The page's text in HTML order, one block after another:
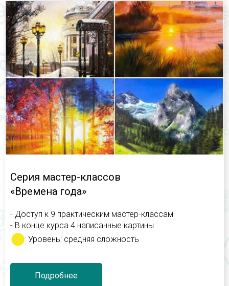
Серия мастер-классов
«Времена года»
- Доступ к 9 практическим мастер-классам
- В конце курса 4 написанные картины
Уровень: средняя сложность
Подробнее